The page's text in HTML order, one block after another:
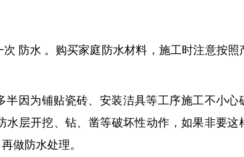
次 防水 。购买家庭防水材料，施工时注意按照
半因为铺贴瓷砖、安装洁具等工序施工不小心
层开挖、钻、凿等破坏性动作，如果非要这
做防水处理。